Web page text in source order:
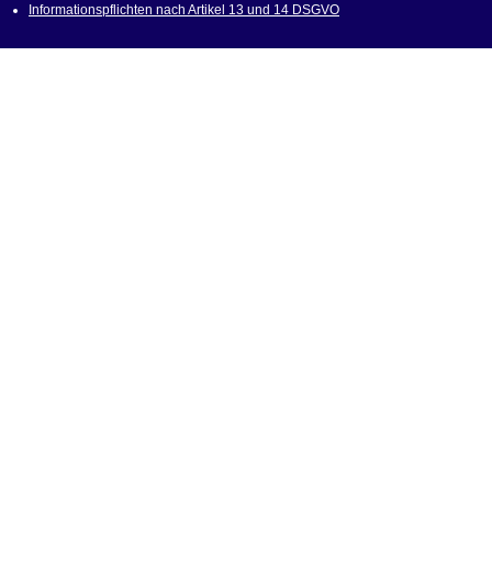
Informationspflichten nach Artikel 13 und 14 DSGVO